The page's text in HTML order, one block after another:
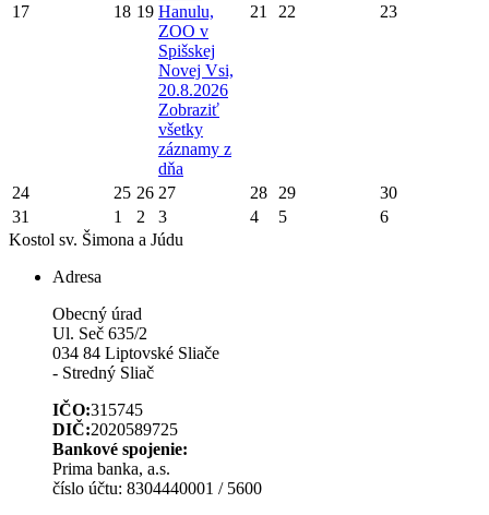
17 18 19 Hanulu,
ZOO v
Spišskej
Novej Vsi,
20.8.2026
Zobraziť
všetky
záznamy z
dňa
21 22 23
24 25 26 27 28 29
30
31
1 2 3 4 5
6
Kostol sv. Šimona a Júdu
Adresa
Obecný úrad
Ul. Seč 635/2
034 84 Liptovské Sliače
- Stredný Sliač
IČO:315745
DIČ:2020589725
Bankové spojenie:
Prima banka, a.s.
číslo účtu: 8304440001 / 5600